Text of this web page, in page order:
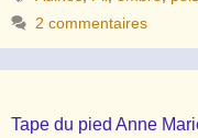
2 commentaires
Tape du pied Anne